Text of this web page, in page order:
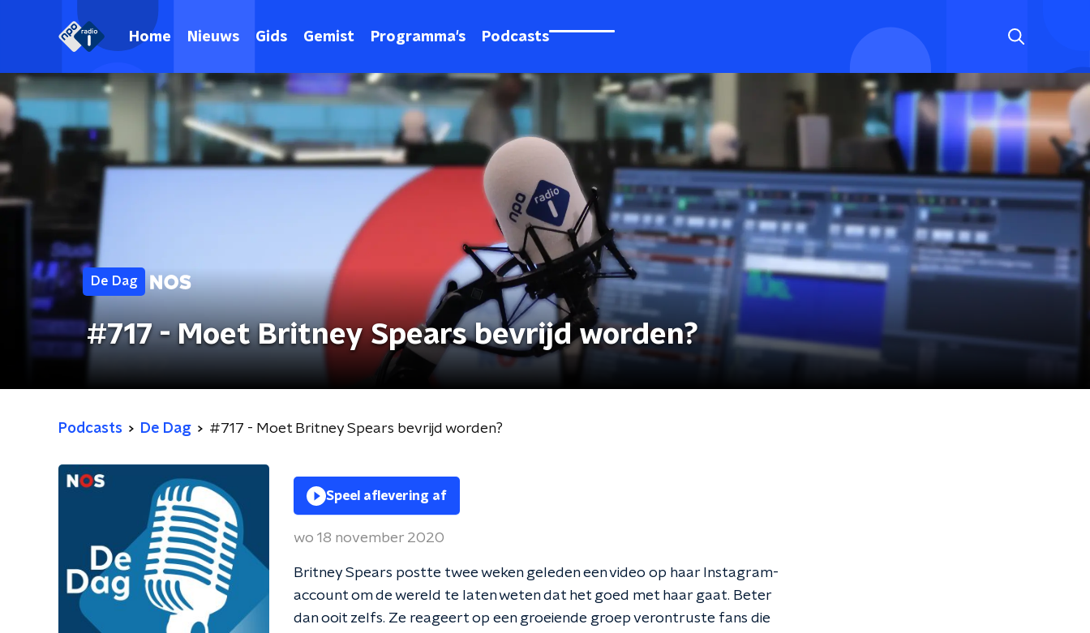
Home Nieuws Gids Gemist Programma's Podcasts
De Dag
#717 - Moet Britney Spears bevrijd worden?
Podcasts De Dag #717 - Moet Britney Spears bevrijd worden?
Speel aflevering af
wo 18 november 2020
Britney Spears postte twee weken geleden een video op haar Instagram-
account om de wereld te laten weten dat het goed met haar gaat. Beter
dan ooit zelfs. Ze reageert op een groeiende groep verontruste fans die